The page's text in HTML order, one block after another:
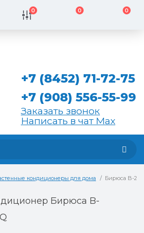
0 0 0
+7 (8452) 71-72-75
+7 (908) 556-55-99
Заказать звонок
Написать в чат Max
кондиционеры для дома Бирюса B-
Бирюса B-